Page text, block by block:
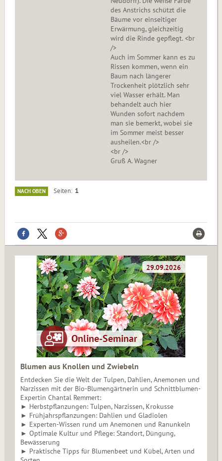
des Anstrichs schützt die
Bäume vor einseitiger
Erwärmung, gleichzeitig
wird die Rinde gepflegt. <br
/>
Auch im Sommer kann es zu
Rissen kommen, wenn ein
Baum nach längerer
Trockenheit plötzlich sehr
viel Wasser erhält. Man
behandelt auch hier
Wunden sofort nachdem
man sie bemerkt, wobei sie
im Sommer meist besser
ausheilen.<br />
<br />
Gruß A. Wagner
NACH OBEN Seiten 1
Blumen aus Knollen und Zwiebeln
Entdecken Sie die Welt der Tulpen, Dahlien, Anemonen und
Narzissen mit der Bio-Blumengärtnerin und Schnittblumen-
Expertin Chantal Remmert:
► Herbstpflanzungen: Tulpen, Narzissen, Krokusse
► Frühjahrspflanzungen: Dahlien und Gladiolen
► Experten-Wissen rund um Anemonen und Ranunkeln
► Optimale Kultur und Pflege: Standort, Düngung,
Bewässerung
► Praktische Tipps für Blumenbeet und Kübel, Arten und